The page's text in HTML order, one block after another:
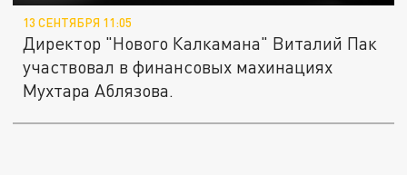
13 СЕНТЯБРЯ 11:05
Директор "Нового Калкамана" Виталий Пак
участвовал в финансовых махинациях
Мухтара Аблязова.